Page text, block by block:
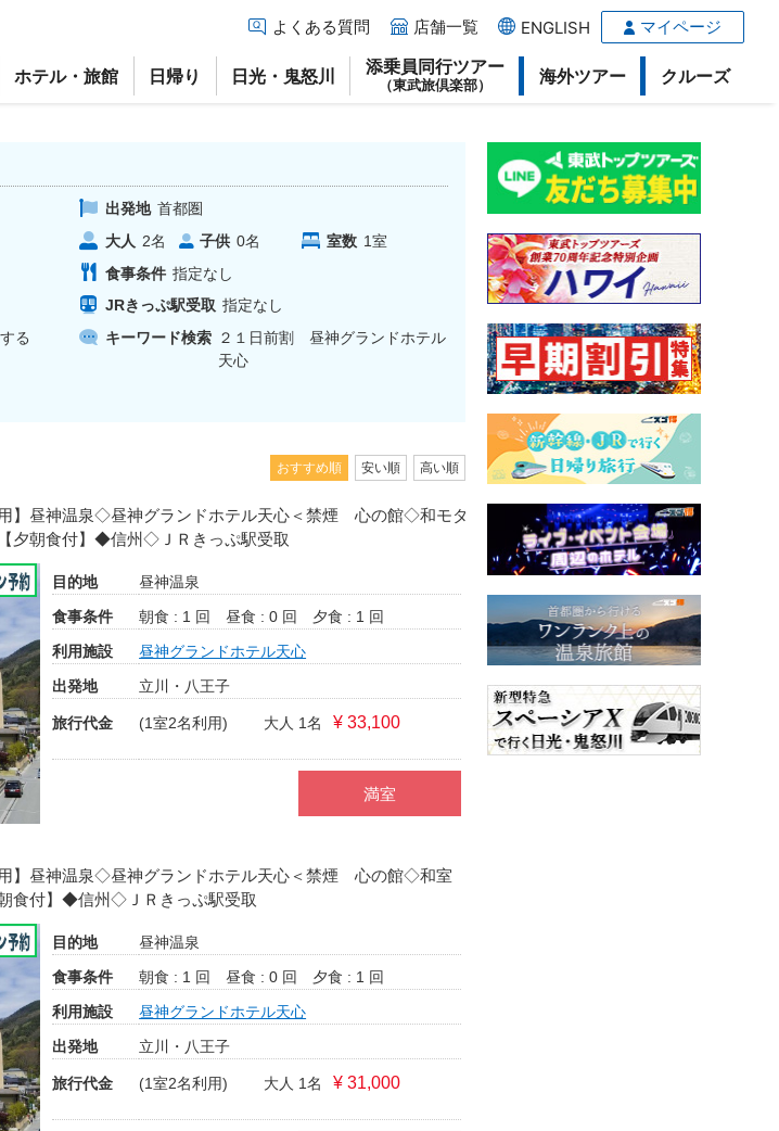
よくある質問 店舗一覧 ENGLISH マイページ
ホテル・旅館 日帰り 日光・鬼怒川 添乗員同行ツアー
（東武旅倶楽部） 海外ツアー クルーズ
出発地 首都圏
大人 2名 子供 0名 室数 1室
食事条件 指定なし
JRきっぷ駅受取 指定なし
る キーワード検索 ２１日前割 昼神グランドホテル
天心
おすすめ順 安い順 高い順
】昼神温泉◇昼神グランドホテル天心＜禁煙 心の館◇和モダ
夕朝食付】◆信州◇ＪＲきっぷ駅受取
目的地
昼神温泉
食事条件
朝食 : 1 回 昼食 : 0 回
夕食 : 1 回
利用施設
昼神グランドホテル天心
出発地
立川・八王子
旅行代金 (1室2名利用) 大人 1名 ¥ 33,100
満室
】昼神温泉◇昼神グランドホテル天心＜禁煙 心の館◇和室
食付】◆信州◇ＪＲきっぷ駅受取
目的地
昼神温泉
食事条件
朝食 : 1 回 昼食 : 0 回
夕食 : 1 回
利用施設
昼神グランドホテル天心
出発地
立川・八王子
旅行代金 (1室2名利用) 大人 1名 ¥ 31,000